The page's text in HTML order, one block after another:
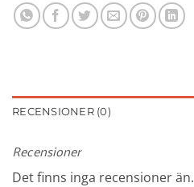
RECENSIONER (0)
Recensioner
Det finns inga recensioner än.